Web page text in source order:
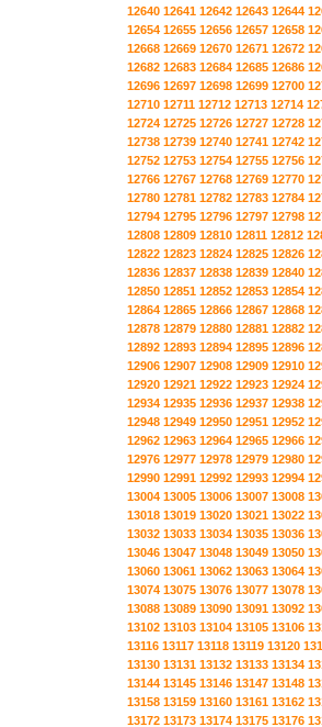
12640 12641 12642 12643 12644
12654 12655 12656 12657 12658
12668 12669 12670 12671 12672
12682 12683 12684 12685 12686
12696 12697 12698 12699 12700
12710 12711 12712 12713 12714
12724 12725 12726 12727 12728
12738 12739 12740 12741 12742
12752 12753 12754 12755 12756
12766 12767 12768 12769 12770
12780 12781 12782 12783 12784
12794 12795 12796 12797 12798
12808 12809 12810 12811 12812
12822 12823 12824 12825 12826
12836 12837 12838 12839 12840
12850 12851 12852 12853 12854
12864 12865 12866 12867 12868
12878 12879 12880 12881 12882
12892 12893 12894 12895 12896
12906 12907 12908 12909 12910
12920 12921 12922 12923 12924
12934 12935 12936 12937 12938
12948 12949 12950 12951 12952
12962 12963 12964 12965 12966
12976 12977 12978 12979 12980
12990 12991 12992 12993 12994
13004 13005 13006 13007 13008
13018 13019 13020 13021 13022
13032 13033 13034 13035 13036
13046 13047 13048 13049 13050
13060 13061 13062 13063 13064
13074 13075 13076 13077 13078
13088 13089 13090 13091 13092
13102 13103 13104 13105 13106
13116 13117 13118 13119 13120
13130 13131 13132 13133 13134
13144 13145 13146 13147 13148
13158 13159 13160 13161 13162
13172 13173 13174 13175 13176